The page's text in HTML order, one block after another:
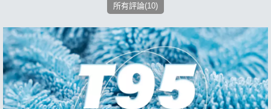
所有評論(10)